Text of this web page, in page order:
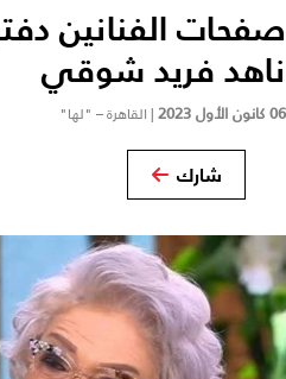
صفحات الفنانين
ناهد فريد شوقي
06 كانون الأول 2023 | القاهرة – "لها"
شارك